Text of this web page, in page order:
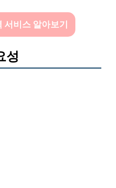
서비스 알아보기
성